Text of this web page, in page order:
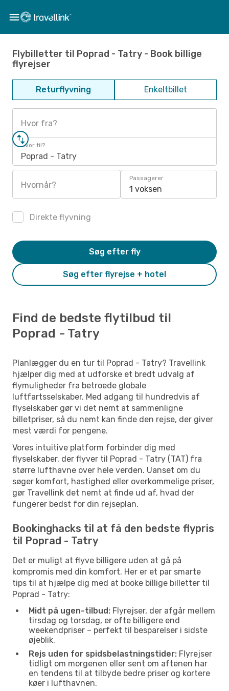
Flybilletter til Poprad - Tatry - Book billige
flyrejser
Returflyvning Enkeltbillet
Hvor fra?
Hvor til?
Poprad - Tatry
Hvornår?
Passagerer
1 voksen
Direkte flyvning
Søg efter flyrejse + hotel
Søg efter fly
Find de bedste flytilbud til
Poprad - Tatry
Planlægger du en tur til Poprad - Tatry? Travellink
hjælper dig med at udforske et bredt udvalg af
flymuligheder fra betroede globale
luftfartsselskaber. Med adgang til hundredvis af
flyselskaber gør vi det nemt at sammenligne
billetpriser, så du nemt kan finde den rejse, der giver
mest værdi for pengene.
Vores intuitive platform forbinder dig med
flyselskaber, der flyver til Poprad - Tatry (TAT) fra
større lufthavne over hele verden. Uanset om du
søger komfort, hastighed eller overkommelige priser,
gør Travellink det nemt at finde ud af, hvad der
fungerer bedst for din rejseplan.
Bookinghacks til at få den bedste flypris
til Poprad - Tatry
Det er muligt at flyve billigere uden at gå på
kompromis med din komfort. Her er et par smarte
tips til at hjælpe dig med at booke billige billetter til
Poprad - Tatry:
Midt på ugen-tilbud: Flyrejser, der afgår mellem
tirsdag og torsdag, er ofte billigere end
weekendpriser – perfekt til besparelser i sidste
øjeblik.
Rejs uden for spidsbelastningstider: Flyrejser
tidligt om morgenen eller sent om aftenen har
en tendens til at tilbyde bedre priser og kortere
køer i lufthavnen.